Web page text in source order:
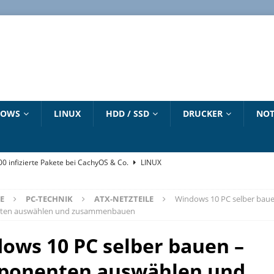
LINUX HDD / SSD DRUCKER
infizierte Pakete bei CachyOS & Co.
LINUX
– Dirty Frag – Copy Fail – Pack2TheRoot – Fragnesia
LINUX
und aktivieren – Updates bis 2027
NEUESTE ARTIKEL
PC-TECHNIK ATX-NETZTEILE
Windows 10 PC selber
auswählen und zusammenbauen
10 PC selber bauen –